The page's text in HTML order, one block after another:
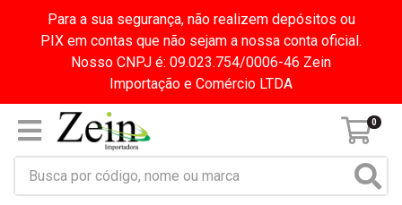
Para a sua segurança, não realizem depósitos ou
PIX em contas que não sejam a nossa conta oficial.
Nosso CNPJ é: 09.023.754/0006-46 Zein
Importação e Comércio LTDA
0